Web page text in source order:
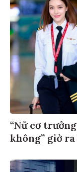
“Nữ cơ
không” giờ ra